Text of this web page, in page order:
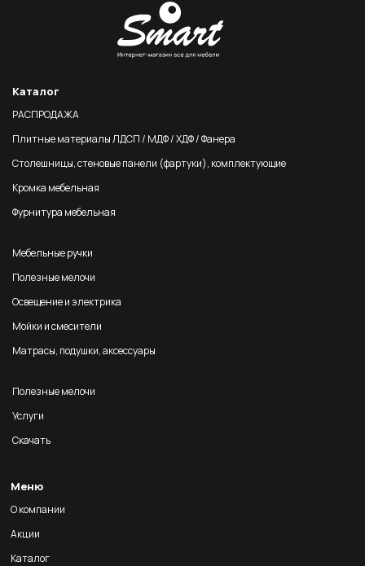
Каталог
РАСПРОДАЖА
Плитные материалы ЛДСП / МДФ / ХДФ / Фанера
Столешницы, стеновые панели (фартуки), комплектующие
Кромка мебельная
Фурнитура мебельная
Мебельные ручки
Полезные мелочи
Освещение и электрика
Мойки и смесители
Матрасы, подушки, аксессуары
Полезные мелочи
Услуги
Скачать
Меню
О компании
Акции
Каталог